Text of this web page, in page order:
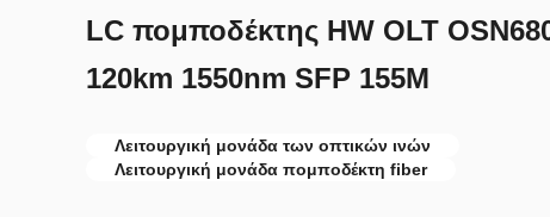
LC πομποδέκτης HW OLT
120km 1550nm SFP 155M
Λειτουργική μονάδα των οπτικών ινών
Λειτουργική μονάδα πομποδέκτη fiber